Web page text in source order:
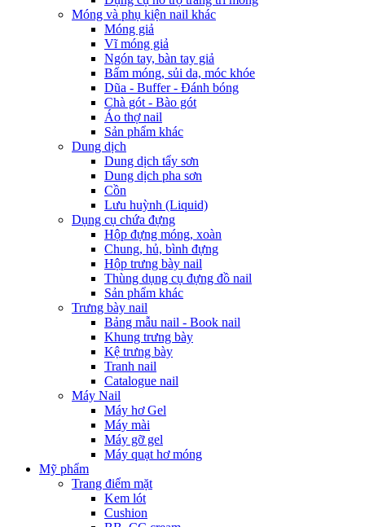
Móng và phụ kiện nail khác
Móng giả
Vĩ móng giả
Ngón tay, bàn tay giả
Bấm móng, sủi da, móc khóe
Dũa - Buffer - Đánh bóng
Chà gót - Bào gót
Áo thợ nail
Sản phẩm khác
Dung dịch
Dung dịch tẩy sơn
Dung dịch pha sơn
Cồn
Lưu huỳnh (Liquid)
Dụng cụ chứa đựng
Hộp đựng móng, xoàn
Chung, hủ, bình đựng
Hộp trưng bày nail
Thùng dụng cụ đựng đồ nail
Sản phẩm khác
Trưng bày nail
Bảng mẫu nail - Book nail
Khung trưng bày
Kệ trưng bày
Tranh nail
Catalogue nail
Máy Nail
Máy hơ Gel
Máy mài
Máy gỡ gel
Máy quạt hơ móng
Mỹ phẩm
Trang điểm mặt
Kem lót
Cushion